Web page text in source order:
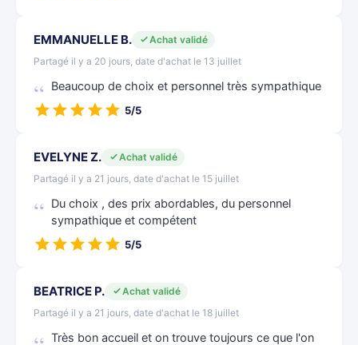
EMMANUELLE B.
Achat validé
Partagé il y a 20 jours, date d'achat le 13 juillet
Beaucoup de choix et personnel très sympathique
5/5
EVELYNE Z.
Achat validé
Partagé il y a 21 jours, date d'achat le 15 juillet
Du choix , des prix abordables, du personnel
sympathique et compétent
5/5
BEATRICE P.
Achat validé
Partagé il y a 21 jours, date d'achat le 18 juillet
Très bon accueil et on trouve toujours ce que l'on